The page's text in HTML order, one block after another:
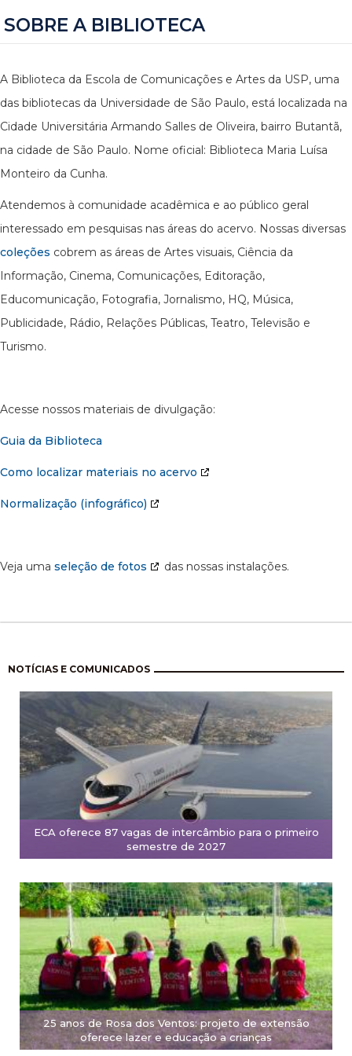
SOBRE A BIBLIOTECA
A Biblioteca da Escola de Comunicações e Artes da USP, uma
das bibliotecas da Universidade de São Paulo, está localizada na
Cidade Universitária Armando Salles de Oliveira, bairro Butantã,
na cidade de São Paulo. Nome oficial: Biblioteca Maria Luísa
Monteiro da Cunha.
Atendemos à comunidade acadêmica e ao público geral
interessado em pesquisas nas áreas do acervo. Nossas diversas
coleções cobrem as áreas de Artes visuais, Ciência da
Informação, Cinema, Comunicações, Editoração,
Educomunicação, Fotografia, Jornalismo, HQ, Música,
Publicidade, Rádio, Relações Públicas, Teatro, Televisão e
Turismo.
Acesse nossos materiais de divulgação:
Guia da Biblioteca
Como localizar materiais no acervo
Normalização (infográfico)
Veja uma seleção de fotos das nossas instalações.
NOTÍCIAS E COMUNICADOS
ECA oferece 87 vagas de intercâmbio para o primeiro
semestre de 2027
25 anos de Rosa dos Ventos: projeto de extensão
oferece lazer e educação a crianças
Paginação